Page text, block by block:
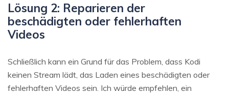
Lösung 2: Reparieren der
beschädigten oder fehlerhaften
Videos
Schließlich kann ein Grund für das Problem, dass Kodi
keinen Stream lädt, das Laden eines beschädigten oder
fehlerhaften Videos sein. Ich würde empfehlen, ein